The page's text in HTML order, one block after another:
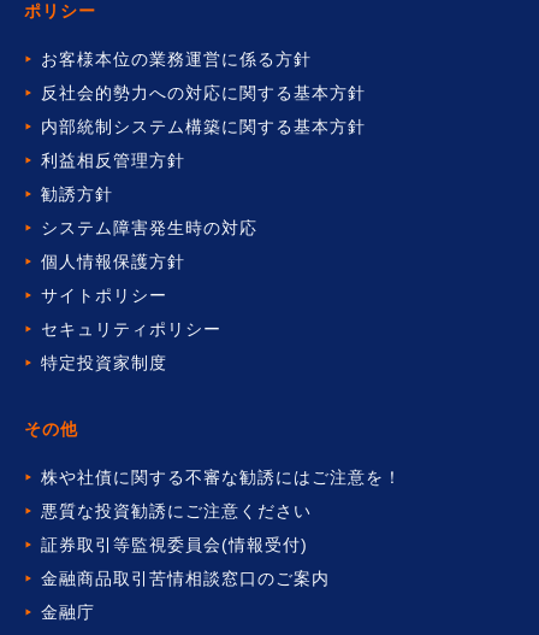
ポリシー
お客様本位の業務運営に係る方針
反社会的勢力への対応に関する基本方針
内部統制システム構築に関する基本方針
利益相反管理方針
勧誘方針
システム障害発生時の対応
個人情報保護方針
サイトポリシー
セキュリティポリシー
特定投資家制度
その他
株や社債に関する不審な勧誘には ご注意を！
悪質な投資勧誘にご注意ください
証券取引等監視委員会(情報受付)
金融商品取引苦情相談窓口のご案内
金融庁